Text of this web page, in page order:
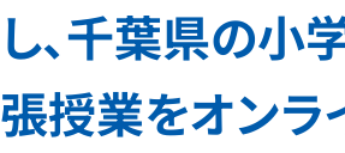
し、千葉県の小
張授業をオンラ